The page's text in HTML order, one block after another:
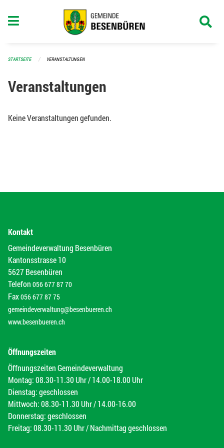
STARTSEITE VERANSTALTUNGEN
Veranstaltungen
Keine Veranstaltungen gefunden.
Kontakt
Gemeindeverwaltung Besenbüren
Kantonsstrasse 10
5627 Besenbüren
Telefon 056 677 87 70
Fax056 677 87 75
gemeindeverwaltung@besenbueren.ch
www.besenbueren.ch
Öffnungszeiten
Öffnungszeiten Gemeindeverwaltung
Montag: 08.30-11.30 Uhr / 14.00-18.00 Uhr
Dienstag: geschlossen
Mittwoch: 08.30-11.30 Uhr / 14.00-16.00
Donnerstag: geschlossen
Freitag: 08.30-11.30 Uhr / Nachmittag geschlossen